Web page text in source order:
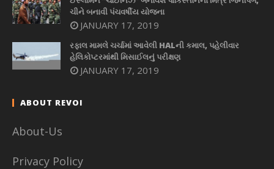
ચીને બનાવી પંચવર્ષીય યોજના
JANUARY 17, 2019
રફાલ મામલે ચર્ચામાં આવેલી HALની કમાલ, પહેલીવાર
હેલિકોપ્ટરમાંથી મિસાઈલનું પરીક્ષણ
JANUARY 17, 2019
ABOUT REVOI
About-Us
Privacy Policy